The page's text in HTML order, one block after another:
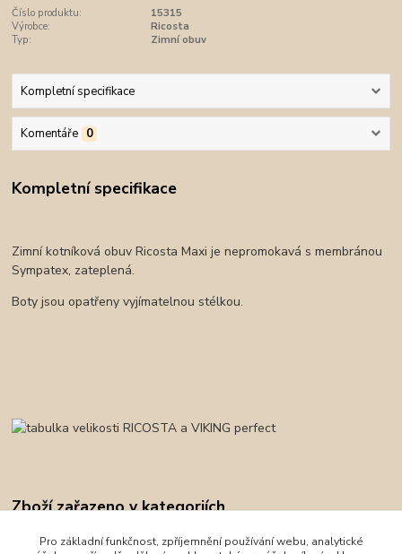
Číslo produktu:
15315
Výrobce:
Ricosta
Typ:
Zimní obuv
Kompletní specifikace
Komentáře 0
Kompletní specifikace
Zimní kotníková obuv Ricosta Maxi je nepromokavá s membránou
Sympatex, zateplená.
Boty jsou opatřeny vyjímatelnou stélkou.
Zboží zařazeno v kategoriích
Obuv
Pro základní funkčnost, zpříjemnění používání webu, analytické